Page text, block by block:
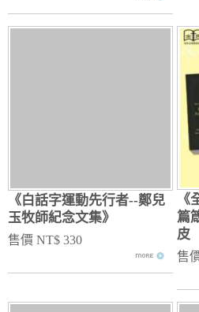
《白話字運動先行者--鄭兒
玉牧師紀念文集》
售價 NT$ 330
篇
皮
售